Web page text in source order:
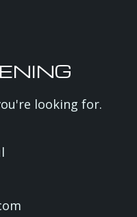
looking for.